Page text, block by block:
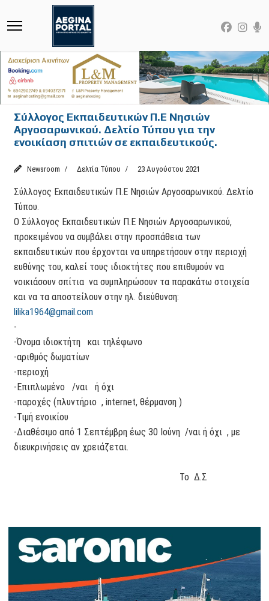
Σύλλογος Εκπαιδευτικών Π.Ε Νησιών
Αργοσαρωνικού. Δελτίο Τύπου για την
ενοικίαση σπιτιών σε εκπαιδευτικούς.
Newsroom Δελτία Τύπου 23 Αυγούστου 2021
Σύλλογος Εκπαιδευτικών Π.Ε Νησιών Αργοσαρωνικού. Δελτίο
Τύπου.
Ο Σύλλογος Εκπαιδευτικών Π.Ε Νησιών Αργοσαρωνικού,
προκειμένου να συμβάλει στην προσπάθεια των
εκπαιδευτικών που έρχονται να υπηρετήσουν στην περιοχή
ευθύνης του, καλεί τους ιδιοκτήτες που επιθυμούν να
νοικιάσουν σπίτια να συμπληρώσουν τα παρακάτω στοιχεία
και να τα αποστείλουν στην ηλ. διεύθυνση:
lilika1964@gmail.com
-
-Όνομα ιδιοκτήτη και τηλέφωνο
-αριθμός δωματίων
-περιοχή
-Επιπλωμένο /ναι ή όχι
-παροχές (πλυντήριο , internet, θέρμανση )
-Τιμή ενοικίου
-Διαθέσιμο από 1 Σεπτέμβρη έως 30 Ιούνη /ναι ή όχι , με
διευκρινήσεις αν χρειάζεται.
Το Δ.Σ